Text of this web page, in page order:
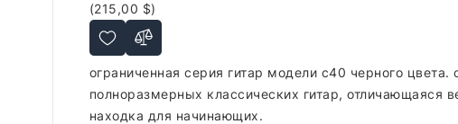
(215,00 $)
ограниченная серия гитар модели с40 черного
полноразмерных классических гитар, отличающаяся
находка для начинающих.